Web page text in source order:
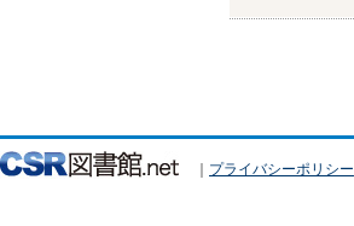
｜ プライバシーポリシー